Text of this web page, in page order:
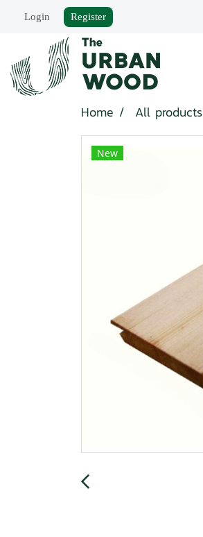
Login Register
Home All products
New